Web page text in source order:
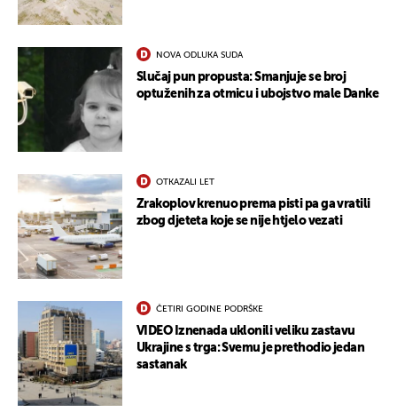
NOVA ODLUKA SUDA
Slučaj pun propusta: Smanjuje se broj
optuženih za otmicu i ubojstvo male Danke
OTKAZALI LET
Zrakoplov krenuo prema pisti pa ga vratili
zbog djeteta koje se nije htjelo vezati
ČETIRI GODINE PODRŠKE
VIDEO Iznenada uklonili veliku zastavu
Ukrajine s trga: Svemu je prethodio jedan
sastanak